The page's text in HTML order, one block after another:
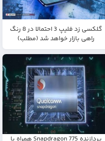
گلکسی زد فلیپ 3 احتمالا در 8 رنگ
راهی بازار خواهد شد (مطلب)
پردازنده Snapdragon 775 همراه با